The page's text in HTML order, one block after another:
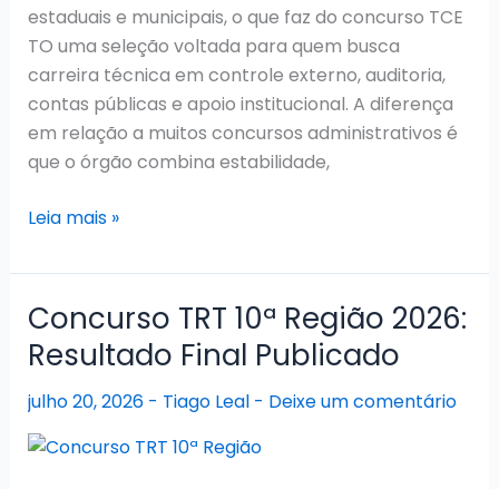
estaduais e municipais, o que faz do concurso TCE
TO uma seleção voltada para quem busca
carreira técnica em controle externo, auditoria,
contas públicas e apoio institucional. A diferença
em relação a muitos concursos administrativos é
que o órgão combina estabilidade,
Concurso
TO:
Edital
vigente
até
2027
e
convocações
Leia mais »
Concurso TRT 10ª Região 2026:
Resultado Final Publicado
julho 20, 2026 - Tiago Leal - Deixe um comentário